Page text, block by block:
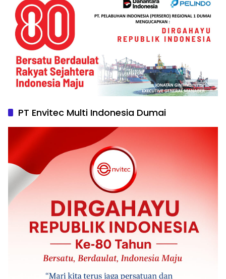
PT Envitec Multi Indonesia Dumai